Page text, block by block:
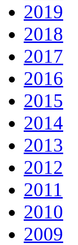
2019
2018
2017
2016
2015
2014
2013
2012
2011
2010
2009